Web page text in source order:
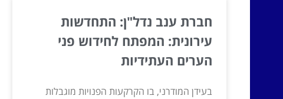
חברת ענב נדל"ן: התחדשות
עירונית: המפתח לחידוש פני
הערים העתידיות
בעידן המודרני, בו הקרקעות הפנויות מוגבלות